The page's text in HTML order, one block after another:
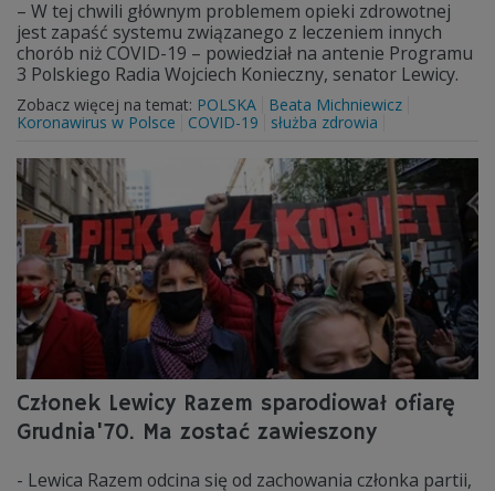
– W tej chwili głównym problemem opieki zdrowotnej
jest zapaść systemu związanego z leczeniem innych
chorób niż COVID-19 – powiedział na antenie Programu
3 Polskiego Radia Wojciech Konieczny, senator Lewicy.
Zobacz więcej na temat: POLSKA
Beata Michniewicz
Koronawirus w Polsce
COVID-19 służba zdrowia
Członek Lewicy Razem sparodiował ofiarę
Grudnia'70. Ma zostać zawieszony
- Lewica Razem odcina się od zachowania członka partii,